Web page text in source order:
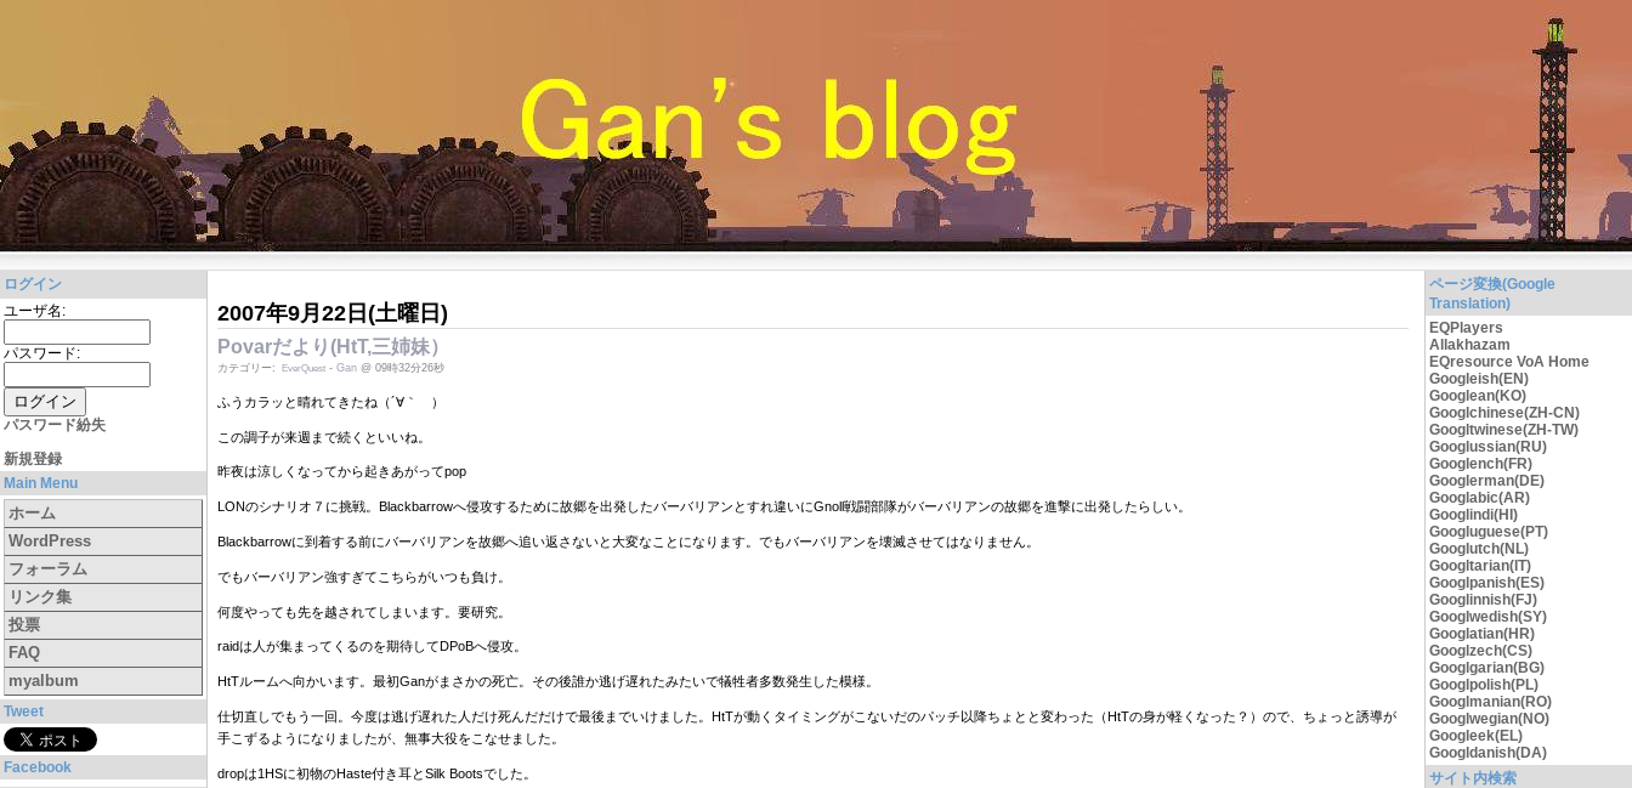
ログイン
ユーザ名:
パスワード:
パスワード紛失
新規登録
Main Menu
ホーム
WordPress
フォーラム
リンク集
投票
FAQ
myalbum
Tweet
Facebook
2007年9月22日(土曜日)
Povarだより(HtT,三姉妹）
カテゴリー: EverQuest - Gan @ 09時32分26秒
ふうカラッと晴れてきたね（´∀｀ ）
この調子が来週まで続くといいね。
昨夜は涼しくなってから起きあがってpop
LONのシナリオ７に挑戦。Blackbarrowへ侵攻するために故郷を出発したバーバリアンとすれ違いにGnoll戦闘部隊がバーバリアンの故郷を進撃に出発したらしい。
Blackbarrowに到着する前にバーバリアンを故郷へ追い返さないと大変なことになります。でもバーバリアンを壊滅させてはなりません。
でもバーバリアン強すぎてこちらがいつも負け。
何度やっても先を越されてしまいます。要研究。
raidは人が集まってくるのを期待してDPoBへ侵攻。
HtTルームへ向かいます。最初Ganがまさかの死亡。その後誰か逃げ遅れたみたいで犠牲者多数発生した模様。
仕切直しでもう一回。今度は逃げ遅れた人だけ死んだだけで最後までいけました。HtTが動くタイミングがこないだのパッチ以降ちょとと変わった（HtTの身が軽くなった？）ので、ちょっと誘導が
手こずるようになりましたが、無事大役をこなせました。
dropは1HSに初物のHaste付き耳とSilk Bootsでした。
ページ変換(Google
Translation)
EQPlayers
Allakhazam
EQresource VoA Home
Googleish(EN)
Googlean(KO)
Googlchinese(ZH-CN)
Googltwinese(ZH-TW)
Googlussian(RU)
Googlench(FR)
Googlerman(DE)
Googlabic(AR)
Googlindi(HI)
Googluguese(PT)
Googlutch(NL)
Googltarian(IT)
Googlpanish(ES)
Googlinnish(FJ)
Googlwedish(SY)
Googlatian(HR)
Googlzech(CS)
Googlgarian(BG)
Googlpolish(PL)
Googlmanian(RO)
Googlwegian(NO)
Googleek(EL)
Googldanish(DA)
サイト内検索